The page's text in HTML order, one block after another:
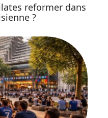
reformer dans
?